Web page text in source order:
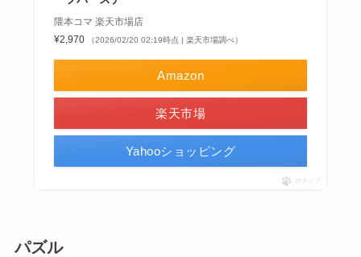
隈本コマ 楽天市場店
¥2,970
（2026/02/20 02:19時点 | 楽天市場調べ）
Amazon
楽天市場
Yahooショッピング
ポチップ
パズル